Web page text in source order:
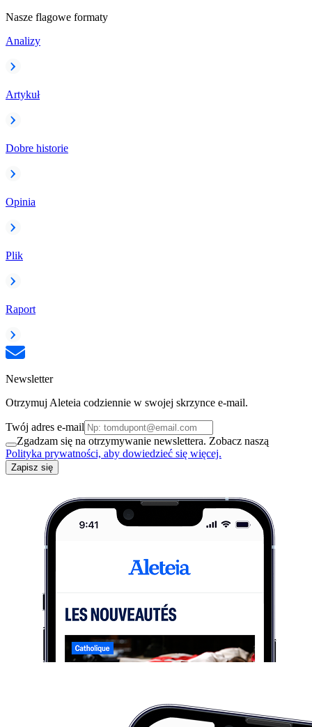
Nasze flagowe formaty
Analizy
Artykuł
Dobre historie
Opinia
Plik
Raport
Newsletter
Otrzymuj Aleteia codziennie w swojej skrzynce e-mail.
Twój adres e-mail
Zgadzam się na otrzymywanie newslettera. Zobacz naszą
Polityka prywatności, aby dowiedzieć się więcej.
Zapisz się